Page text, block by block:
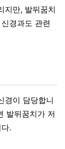
지만, 발뒤꿈치
경과도 관련
경이 담당합니
발뒤꿈치가 저
.